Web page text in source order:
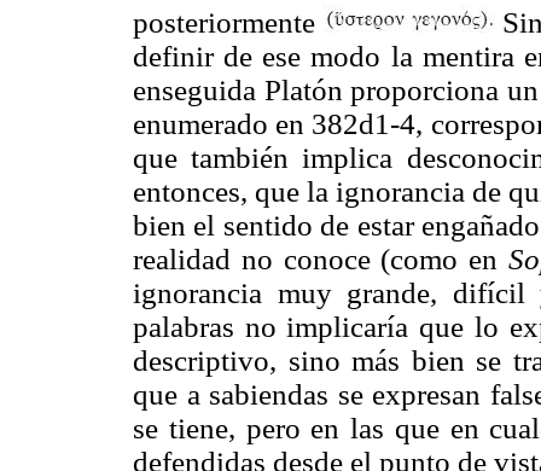
posteriormente
definir de ese modo la mentira
enseguida Platón proporciona
enumerado en 382d1-4,
que también implica
entonces, que la ignorancia de
bien el sentido de estar
realidad no conoce (como en
ignorancia muy grande,
palabras no implicaría que lo
descriptivo, sino más bien se
que a sabiendas se expresan
se tiene, pero en las que en
defendidas desde el punto de